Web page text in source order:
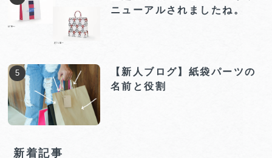
ニューアルされましたね。
【新人ブログ】紙袋パーツの
名前と役割
新着記事